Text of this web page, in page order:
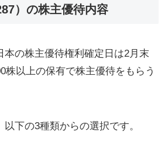
）の株主優待内容
本の株主優待権利確定日は2月末
株以上の保有で株主優待をもらう
下の3種類からの選択です。